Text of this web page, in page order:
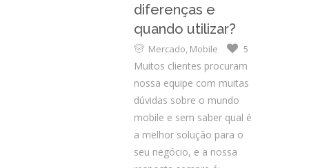
diferenças e
quando utilizar?
Mercado, Mobile 5
Muitos clientes procuram
nossa equipe com muitas
dúvidas sobre o mundo
mobile e sem saber qual é
a melhor solução para o
seu negócio, e a nossa